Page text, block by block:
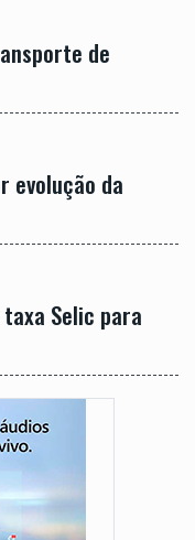
de
evolução da
taxa Selic para